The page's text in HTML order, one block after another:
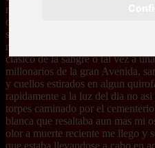
mientras la desangraba obligado
distincinones de raza, edad o
saciar esta incombustible sed mia,
mezquita a pobar esa sangre de
clasico de la sangre o tal vez a
millonarios de la gran Avenida,
y cuellos estirados en algun
rapidamente a la luz del dia no
torpes caminado por el
blanca que resaltaba aun mas mi
olor a muerte reciente me llego y
que estaba llevandose a cabo en